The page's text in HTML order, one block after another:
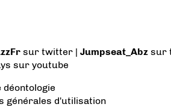
sur twitter | Jumpseat_Abz sur
sur youtube
déontologie
générales d'utilisation